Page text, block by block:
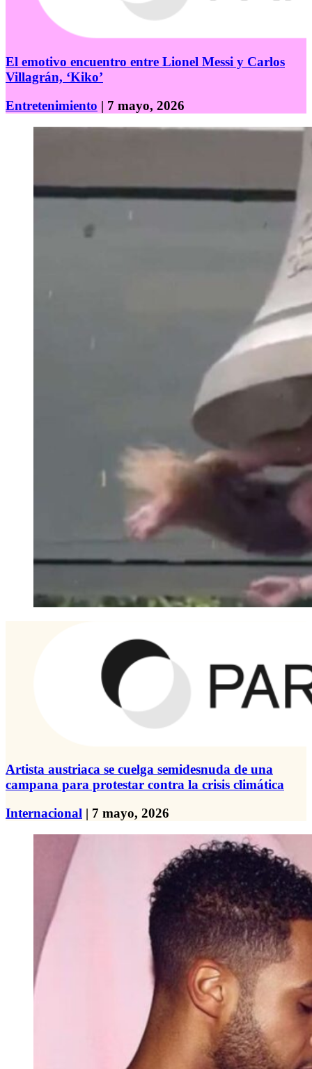
El emotivo encuentro entre Lionel Messi y Carlos
Villagrán, ‘Kiko’
Entretenimiento | 7 mayo, 2026
Artista austriaca se cuelga semidesnuda de una
campana para protestar contra la crisis climática
Internacional | 7 mayo, 2026